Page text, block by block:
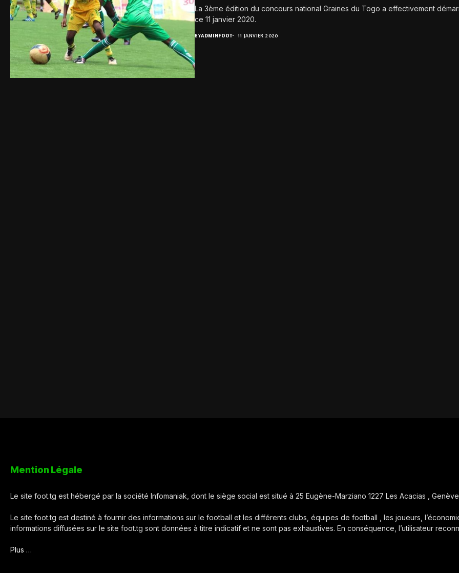
La 3ème édition du concours national Graines du Togo a effectivement
ce 11 janvier 2020.
BYADMINFOOT 11 JANVIER 2020
Mention Légale
Le site foot.tg est hébergé par la société Infomaniak, dont le siège social est situé à 25 Eugène-Marziano 1227 Les Acacias ,
Le site foot.tg est destiné à fournir des informations sur le football et les différents clubs, équipes de football , les joueurs,
informations diffusées sur le site foot.tg sont données à titre indicatif et ne sont pas exhaustives. En conséquence, l’utilisateur
Plus …